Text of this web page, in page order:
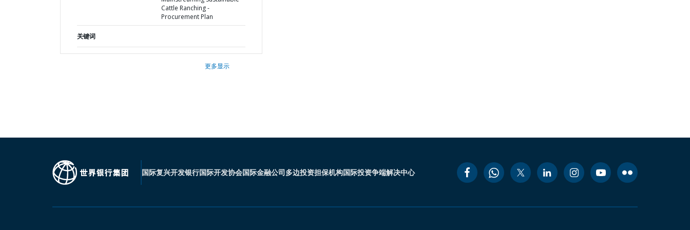
Cattle Ranching -
Procurement Plan
关键词
更多显示
国际复兴开发银行国际开发协会国际金融公司多边投资担保机构国际投资争端解决中心